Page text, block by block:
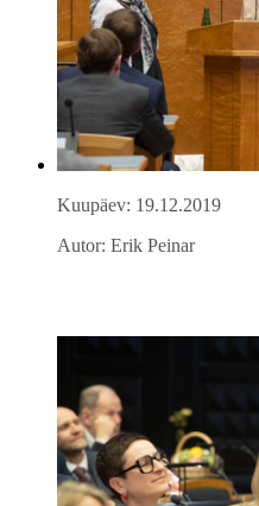
Kuupäev: 19.12.2019
Autor: Erik Peinar